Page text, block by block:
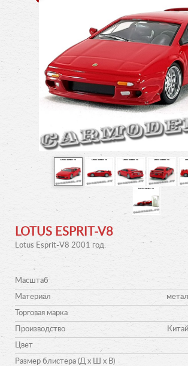
LOTUS ESPRIT-V8
Lotus Esprit-V8 2001 год.
Масштаб
Материал
Торговая марка
Производство
Цвет
Размер блистера (Д х Ш х В)